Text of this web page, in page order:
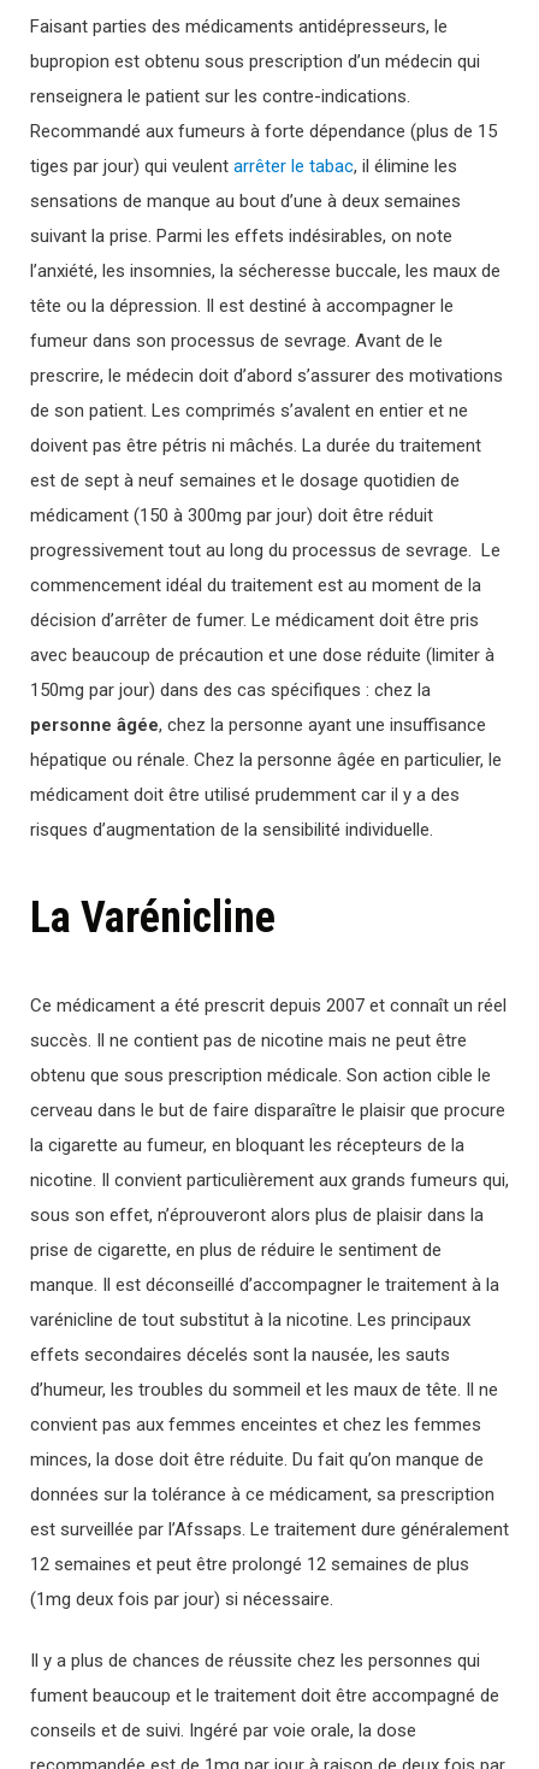
Faisant parties des médicaments antidépresseurs, le
bupropion est obtenu sous prescription d’un médecin qui
renseignera le patient sur les contre-indications.
Recommandé aux fumeurs à forte dépendance (plus de 15
tiges par jour) qui veulent arrêter le tabac, il élimine les
sensations de manque au bout d’une à deux semaines
suivant la prise. Parmi les effets indésirables, on note
l’anxiété, les insomnies, la sécheresse buccale, les maux de
tête ou la dépression. Il est destiné à accompagner le
fumeur dans son processus de sevrage. Avant de le
prescrire, le médecin doit d’abord s’assurer des motivations
de son patient. Les comprimés s’avalent en entier et ne
doivent pas être pétris ni mâchés. La durée du traitement
est de sept à neuf semaines et le dosage quotidien de
médicament (150 à 300mg par jour) doit être réduit
progressivement tout au long du processus de sevrage. Le
commencement idéal du traitement est au moment de la
décision d’arrêter de fumer. Le médicament doit être pris
avec beaucoup de précaution et une dose réduite (limiter à
150mg par jour) dans des cas spécifiques : chez la
personne âgée, chez la personne ayant une insuffisance
hépatique ou rénale. Chez la personne âgée en particulier, le
médicament doit être utilisé prudemment car il y a des
risques d’augmentation de la sensibilité individuelle.
La Varénicline
Ce médicament a été prescrit depuis 2007 et connaît un réel
succès. Il ne contient pas de nicotine mais ne peut être
obtenu que sous prescription médicale. Son action cible le
cerveau dans le but de faire disparaître le plaisir que procure
la cigarette au fumeur, en bloquant les récepteurs de la
nicotine. Il convient particulièrement aux grands fumeurs qui,
sous son effet, n’éprouveront alors plus de plaisir dans la
prise de cigarette, en plus de réduire le sentiment de
manque. Il est déconseillé d’accompagner le traitement à la
varénicline de tout substitut à la nicotine. Les principaux
effets secondaires décelés sont la nausée, les sauts
d’humeur, les troubles du sommeil et les maux de tête. Il ne
convient pas aux femmes enceintes et chez les femmes
minces, la dose doit être réduite. Du fait qu’on manque de
données sur la tolérance à ce médicament, sa prescription
est surveillée par l’Afssaps. Le traitement dure généralement
12 semaines et peut être prolongé 12 semaines de plus
(1mg deux fois par jour) si nécessaire.
Il y a plus de chances de réussite chez les personnes qui
fument beaucoup et le traitement doit être accompagné de
conseils et de suivi. Ingéré par voie orale, la dose